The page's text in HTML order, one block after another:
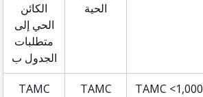
الحية
الكائن
الحي إلى
متطلبات
الجدول ب
TAMC <1,000
TAMC
TAMC